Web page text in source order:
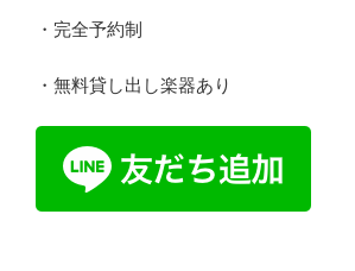
・完全予約制
・無料貸し出し楽器あり